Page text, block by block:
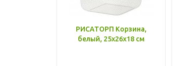
РИСАТОРП Корзина,
белый, 25x26x18 см